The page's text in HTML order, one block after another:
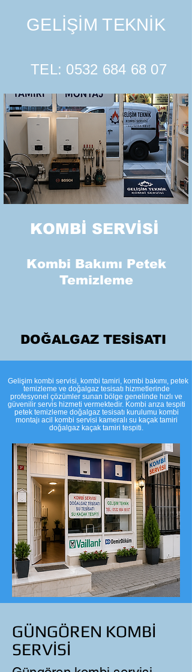
GELİŞİM TEKNİK
TEL: 0532 684 68 07
KOMBİ SERVİSİ
Kombi Bakımı Petek
Temizleme
DOĞALGAZ TESİSATI
​Gelişim kombi servisi, kombi tamiri, kombi bakımı, petek
temizleme ve doğalgaz tesisatı hizmetlerinde
profesyonel çözümler sunan bölge genelinde hızlı ve
güvenilir servis hizmeti vermektedir. Kombi arıza tespiti
petek temizleme doğalgaz tesisatı kurulumu kombi
montajı acil kombi servisi kameralı su kaçak tamiri
doğalgaz kaçak tamiri tespiti.
GÜNGÖREN KOMBİ
SERVİSİ